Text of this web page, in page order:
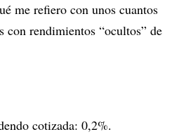
me refiero con unos cuantos
con rendimientos “ocultos” de
cotizada: 0,2%.